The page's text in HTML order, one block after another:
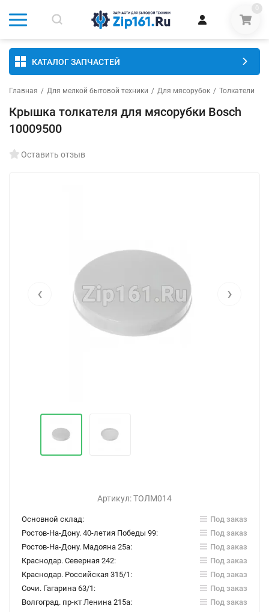
0
КАТАЛОГ ЗАПЧАСТЕЙ
Главная / Для мелкой бытовой техники / Для мясорубок / Толкатели
Крышка толкателя для мясорубки Bosch
10009500
Оставить отзыв
‹ ›
Артикул:ТОЛМ014
Основной склад:
Под заказ
Ростов-На-Дону. 40-летия Победы 99:
Под заказ
Ростов-На-Дону. Мадояна 25а:
Под заказ
Краснодар. Северная 242:
Под заказ
Краснодар. Российская 315/1:
Под заказ
Сочи. Гагарина 63/1:
Под заказ
Волгоград. пр-кт Ленина 215а:
Под заказ